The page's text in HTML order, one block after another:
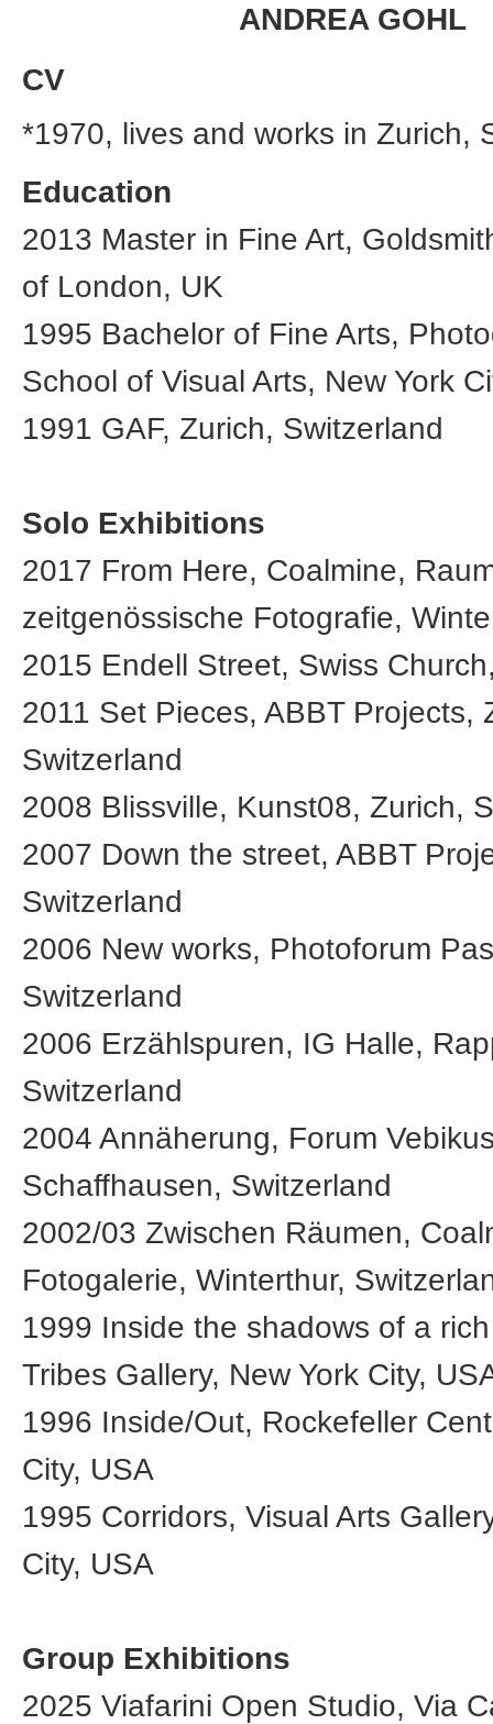
ANDREA GOHL
CV
*1970, lives and works in Zurich,
Education
2013 Master in Fine Art,
of London, UK
1995 Bachelor of Fine Arts,
School of Visual Arts, New York
1991 GAF, Zurich, Switzerland
Solo Exhibitions
2017 From Here, Coalmine,
zeitgenössische Fotografie,
2015 Endell Street, Swiss
2011 Set Pieces, ABBT Projects,
Switzerland
2008 Blissville, Kunst08, Zurich,
2007 Down the street, ABBT
Switzerland
2006 New works, Photoforum
Switzerland
2006 Erzählspuren, IG Halle,
Switzerland
2004 Annäherung, Forum
Schaffhausen, Switzerland
2002/03 Zwischen Räumen,
Fotogalerie, Winterthur,
1999 Inside the shadows of a
Tribes Gallery, New York City,
1996 Inside/Out, Rockefeller
City, USA
1995 Corridors, Visual Arts
City, USA
Group Exhibitions
2025 Viafarini Open Studio, Via